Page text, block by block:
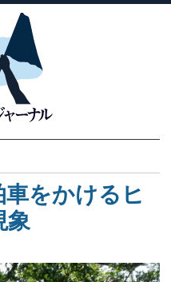
をかけるヒ
象